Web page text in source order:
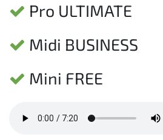
Pro ULTIMATE
Midi BUSINESS
Mini FREE